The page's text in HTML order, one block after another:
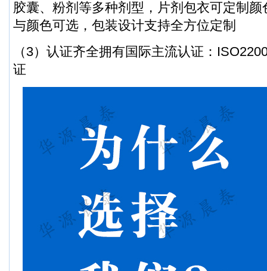
胶囊、粉剂等多种剂型，片剂包衣可定制
与颜色可选，包装设计支持全方位定制
（3）认证齐全拥有国际主流认证：
证